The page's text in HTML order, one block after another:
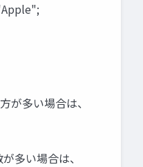
多い場合は、
多い場合は、